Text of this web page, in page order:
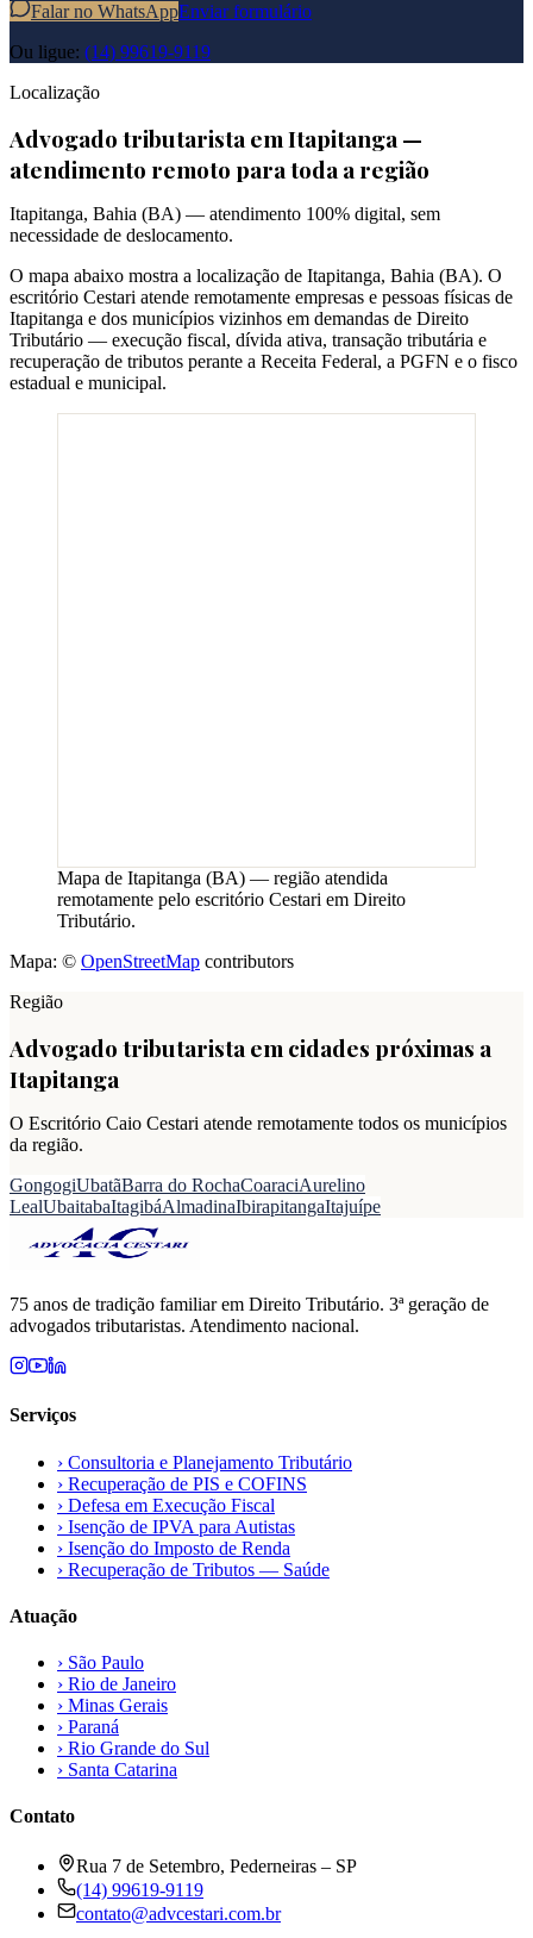
Falar no WhatsAppEnviar formulário
Ou ligue: (14) 99619-9119
Localização
Advogado tributarista emItapitanga —
atendimento remoto para toda a região
Itapitanga, Bahia (BA) — atendimento 100% digital, sem
necessidade de deslocamento.
O mapa abaixo mostra a localização de Itapitanga, Bahia (BA). O
escritório Cestari atende remotamente empresas e pessoas físicas de
Itapitanga e dos municípios vizinhos em demandas de Direito
Tributário — execução fiscal, dívida ativa, transação tributária e
recuperação de tributos perante a Receita Federal, a PGFN e o fisco
estadual e municipal.
Mapa de Itapitanga (BA) — região atendida
remotamente pelo escritório Cestari em Direito
Tributário.
Mapa: © OpenStreetMap contributors
Região
Advogado tributarista em cidades próximas a
Itapitanga
O Escritório Caio Cestari atende remotamente todos os municípios
da região.
GongogiUbatãBarra do RochaCoaraciAurelino
LealUbaitabaItagibáAlmadinaIbirapitangaItajuípe
75 anos de tradição familiar em Direito Tributário. 3ª geração de
advogados tributaristas. Atendimento nacional.
Serviços
› Consultoria e Planejamento Tributário
› Recuperação de PIS e COFINS
› Defesa em Execução Fiscal
› Isenção de IPVA para Autistas
› Isenção do Imposto de Renda
› Recuperação de Tributos — Saúde
Atuação
› São Paulo
› Rio de Janeiro
› Minas Gerais
› Paraná
› Rio Grande do Sul
› Santa Catarina
Contato
Rua 7 de Setembro, Pederneiras – SP
(14) 99619-9119
contato@advcestari.com.br